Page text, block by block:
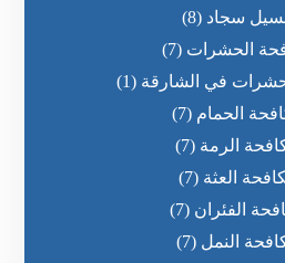
سجاد (8)
الحشرات (7)
في الشارقة (1)
الحمام (7)
الرمة (7)
العثة (7)
الفئران (7)
النمل (7)